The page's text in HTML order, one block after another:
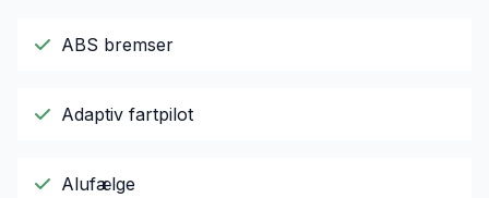
ABS bremser
Adaptiv fartpilot
Alufælge